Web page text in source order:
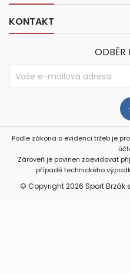
KONTAKT
ODBĚR
Podle zákona o evidenci tržeb je
Zároveň je povinen zaevidovat
případě technického
© Copyright 2026 Sport Brzák